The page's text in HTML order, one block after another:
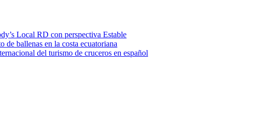
Local RD con perspectiva Estable
ballenas en la costa ecuatoriana
del turismo de cruceros en español